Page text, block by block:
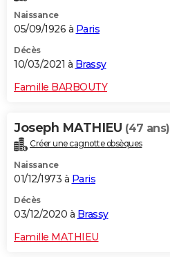
Naissance
05/09/1926 à Paris
Décès
10/03/2021 à Brassy
Famille BARBOUTY
Joseph MATHIEU (47 ans)
Créer une cagnotte obsèques
Naissance
01/12/1973 à Paris
Décès
03/12/2020 à Brassy
Famille MATHIEU